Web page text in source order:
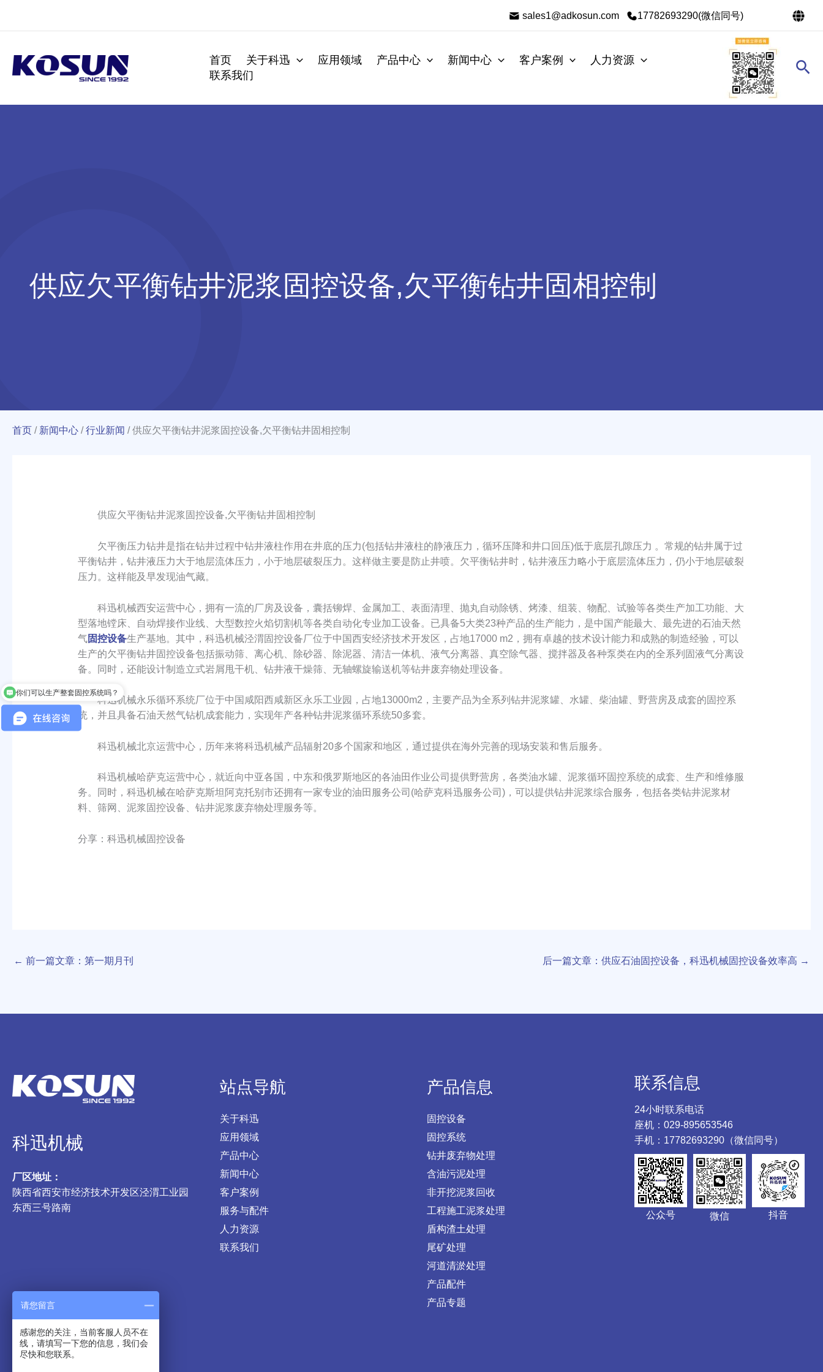
sales1@adkosun.com 17782693290(微信同号)
首页 关于科迅 应用领域 产品中心 新闻中心 客户案例
人力资源
联系我们
搜
供应欠平衡钻井泥浆固控设备,欠平衡钻井固相控制
首页 / 新闻中心 /行业新闻 /供应欠平衡钻井泥浆固控设备,欠平衡钻井固相控制
供应欠平衡钻井泥浆固控设备,欠平衡钻井固相控制
欠平衡压力钻井是指在钻井过程中钻井液柱作用在井底的压力(包括钻井液柱的静液压力，循环压降和井口回压)低于底层孔隙压力 。常规的钻井属于过
平衡钻井，钻井液压力大于地层流体压力，小于地层破裂压力。这样做主要是防止井喷。欠平衡钻井时，钻井液压力略小于底层流体压力，仍小于地层破裂
压力。这样能及早发现油气藏。
科迅机械西安运营中心，拥有一流的厂房及设备，囊括铆焊、金属加工、表面清理、抛丸自动除锈、烤漆、组装、物配、试验等各类生产加工功能、大
型落地镗床、自动焊接作业线、大型数控火焰切割机等各类自动化专业加工设备。已具备5大类23种产品的生产能力，是中国产能最大、最先进的石油天然
气固控设备生产基地。其中，科迅机械泾渭固控设备厂位于中国西安经济技术开发区，占地17000 m2，拥有卓越的技术设计能力和成熟的制造经验，可以
生产的欠平衡钻井固控设备包括振动筛、离心机、除砂器、除泥器、清洁一体机、液气分离器、真空除气器、搅拌器及各种泵类在内的全系列固液气分离设
备。同时，还能设计制造立式岩屑甩干机、钻井液干燥筛、无轴螺旋输送机等钻井废弃物处理设备。
科迅机械永乐循环系统厂位于中国咸阳西咸新区永乐工业园，占地13000m2，主要产品为全系列钻井泥浆罐、水罐、柴油罐、野营房及成套的固控系
统，并且具备石油天然气钻机成套能力，实现年产各种钻井泥浆循环系统50多套。
科迅机械北京运营中心，历年来将科迅机械产品辐射20多个国家和地区，通过提供在海外完善的现场安装和售后服务。
科迅机械哈萨克运营中心，就近向中亚各国，中东和俄罗斯地区的各油田作业公司提供野营房，各类油水罐、泥浆循环固控系统的成套、生产和维修服
务。同时，科迅机械在哈萨克斯坦阿克托别市还拥有一家专业的油田服务公司(哈萨克科迅服务公司)，可以提供钻井泥浆综合服务，包括各类钻井泥浆材
料、筛网、泥浆固控设备、钻井泥浆废弃物处理服务等。
分享：科迅机械固控设备
← 前一篇文章：第一期月刊 后一篇文章：供应石油固控设备，科迅机械固控设备效率高 →
科迅机械
厂区地址：
陕西省西安市经济技术开发区泾渭工业园
东西三号路南
站点导航
关于科迅
应用领域
产品中心
新闻中心
客户案例
服务与配件
人力资源
联系我们
产品信息
固控设备
固控系统
钻井废弃物处理
含油污泥处理
非开挖泥浆回收
工程施工泥浆处理
盾构渣土处理
尾矿处理
河道清淤处理
产品配件
产品专题
联系信息
24小时联系电话
座机：029-895653546
手机：17782693290（微信同号）
公众号 微信 抖音
你们可以生产整套固控系统吗？
请您留言
感谢您的关注，当前客服人员不在
线，请填写一下您的信息，我们会
尽快和您联系。